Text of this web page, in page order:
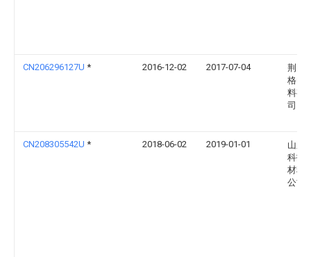
CN206296127U * 2016-12-02 2017-07-04
荆门
格电
料有
司
CN208305542U * 2018-06-02 2019-01-01
山东
科技
材料
公司